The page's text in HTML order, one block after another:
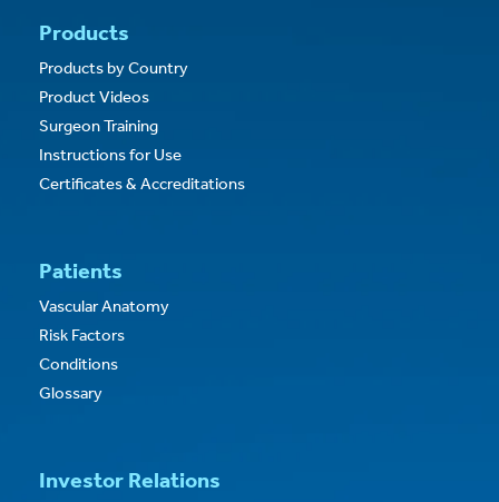
Products
Products by Country
Product Videos
Surgeon Training
Instructions for Use
Certificates & Accreditations
Patients
Vascular Anatomy
Risk Factors
Conditions
Glossary
Investor Relations